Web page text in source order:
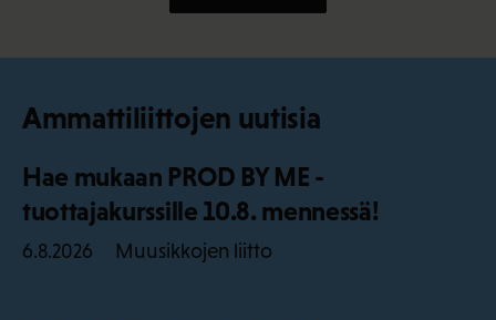
Ammattiliittojen uutisia
Hae mukaan PROD BY ME -
tuottajakurssille 10.8. mennessä!
6.8.2026 Muusikkojen liitto